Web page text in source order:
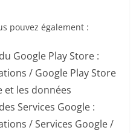
pouvez également :
Google Play Store :
/ Google Play Store
et les données
Services Google :
/ Services Google /